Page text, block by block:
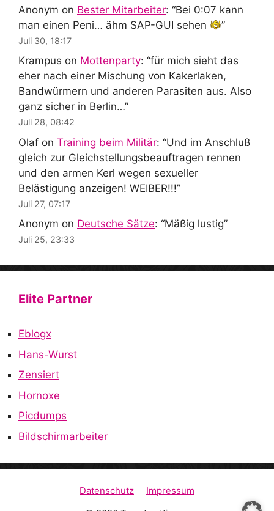
Anonym on Bester Mitarbeiter: “Bei 0:07 kann
man einen Peni… ähm SAP-GUI sehen
”
Juli 30, 18:17
Krampus on Mottenparty: “für mich sieht das
eher nach einer Mischung von Kakerlaken,
Bandwürmern und anderen Parasiten aus. Also
ganz sicher in Berlin…”
Juli 28, 08:42
Olaf on Training beim Militär: “Und im Anschluß
gleich zur Gleichstellungsbeauftragen rennen
und den armen Kerl wegen sexueller
Belästigung anzeigen! WEIBER!!!”
Juli 27, 07:17
Anonym on Deutsche Sätze: “Mäßig lustig”
Juli 25, 23:33
Elite Partner
Eblogx
Hans-Wurst
Zensiert
Hornoxe
Picdumps
Bildschirmarbeiter
Datenschutz
Impressum